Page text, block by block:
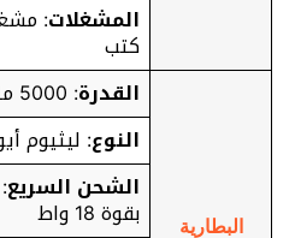
المشغلات:
كتب
البطارية
القدرة: 5000 ملي أمبير
النوع: ليثيوم
الشحن السريع
بقوة 18 واط